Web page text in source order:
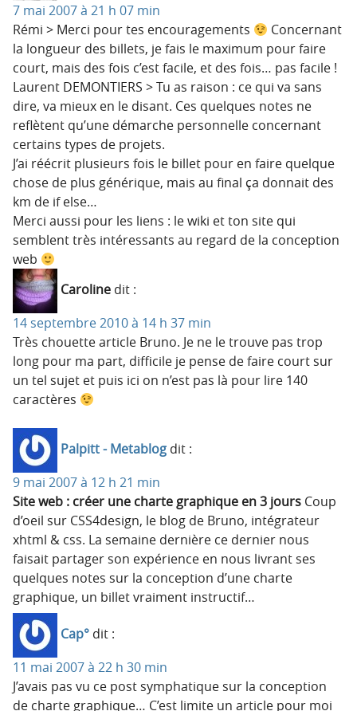
7 mai 2007 à 21 h 07 min
Rémi > Merci pour tes encouragements
Concernant
la longueur des billets, je fais le maximum pour faire
court, mais des fois c’est facile, et des fois… pas facile !
Laurent DEMONTIERS > Tu as raison : ce qui va sans
dire, va mieux en le disant. Ces quelques notes ne
reflètent qu’une démarche personnelle concernant
certains types de projets.
J’ai réécrit plusieurs fois le billet pour en faire quelque
chose de plus générique, mais au final ça donnait des
km de if else…
Merci aussi pour les liens : le wiki et ton site qui
semblent très intéressants au regard de la conception
web
Caroline dit :
14 septembre 2010 à 14 h 37 min
Très chouette article Bruno. Je ne le trouve pas trop
long pour ma part, difficile je pense de faire court sur
un tel sujet et puis ici on n’est pas là pour lire 140
caractères
Palpitt - Metablog dit :
9 mai 2007 à 12 h 21 min
Site web : créer une charte graphique en 3 jours Coup
d’oeil sur CSS4design, le blog de Bruno, intégrateur
xhtml & css. La semaine dernière ce dernier nous
faisait partager son expérience en nous livrant ses
quelques notes sur la conception d’une charte
graphique, un billet vraiment instructif…
Cap° dit :
11 mai 2007 à 22 h 30 min
J’avais pas vu ce post symphatique sur la conception
de charte graphique… C’est limite un article pour moi